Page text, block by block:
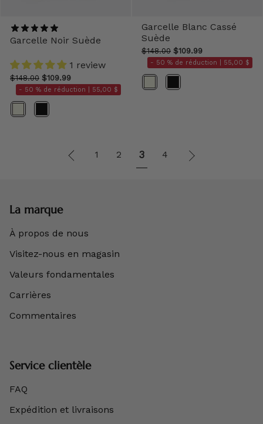
Garcelle Noir Suède
1 review
$148.00 $109.99
- 50 % de réduction | 55,00 $
Couleur
Garcelle Blanc Cassé
Suède
$148.00 $109.99
- 50 % de réduction | 55,00 $
Couleur
1 2 3 4
Suivant
La marque
À propos de nous
Visitez-nous en magasin
Valeurs fondamentales
Carrières
Commentaires
Service clientèle
FAQ
Expédition et livraisons